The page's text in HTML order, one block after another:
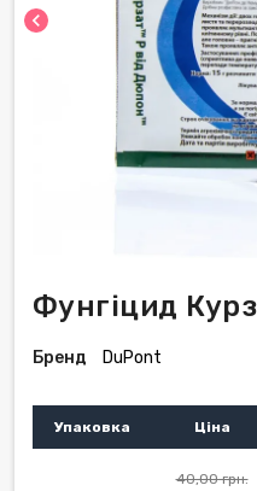
chevron_left
Фунгіцид
Бренд DuPont
Упаковка Ціна
40,00 грн.